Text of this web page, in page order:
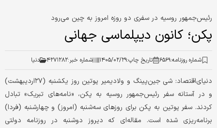
رئیس‌جمهور روسیه در سفری دو روزه امروز به چین می‌رود
پکن؛ کانون دیپلماسی جهانی
شماره روزنامه:۶۵۶۹ تاریخ چاپ:۱۴۰۵/۰۲/۲۹ شماره خبر:۴۲۷۱۲۸۲ دنیا
دنیای‌اقتصاد: شی جین‌پینگ و ولادیمیر پوتین روز یکشنبه (۲۷اردیبهشت)
و در آستانه سفر رئیس‌جمهور روسیه به پکن، «نامه‌های تبریک» تبادل
کردند. سفر پوتین به پکن برای روزهای سه‌شنبه (امروز) و چهارشنبه (فردا)
برنامه‌ریزی شده است. مقاله‌ای که دیروز دوشنبه در روزنامه دولتی